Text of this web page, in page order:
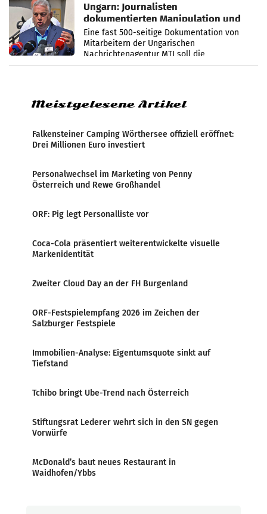
Ungarn: Journalisten
dokumentierten Manipulation und
Zensur
Eine fast 500-seitige Dokumentation von
Mitarbeitern der Ungarischen
Nachrichtenagentur MTI soll die
systematische Nachrichten-Manipulation und
Meistgelesene Artikel
Falkensteiner Camping Wörthersee offiziell eröffnet:
Drei Millionen Euro investiert
Personalwechsel im Marketing von Penny
Österreich und Rewe Großhandel
ORF: Pig legt Personalliste vor
Coca-Cola präsentiert weiterentwickelte visuelle
Markenidentität
Zweiter Cloud Day an der FH Burgenland
ORF-Festspielempfang 2026 im Zeichen der
Salzburger Festspiele
Immobilien-Analyse: Eigentumsquote sinkt auf
Tiefstand
Tchibo bringt Ube-Trend nach Österreich
Stiftungsrat Lederer wehrt sich in den SN gegen
Vorwürfe
McDonald’s baut neues Restaurant in
Waidhofen/Ybbs